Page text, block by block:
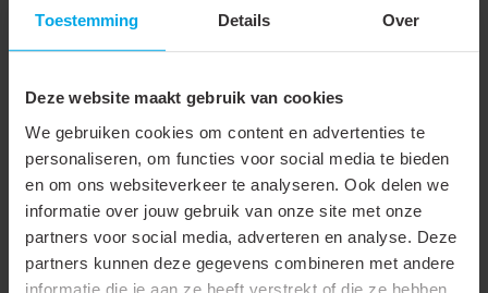
Toestemming Details Over
Deze website maakt gebruik van cookies
We gebruiken cookies om content en advertenties te
personaliseren, om functies voor social media te bieden
en om ons websiteverkeer te analyseren. Ook delen we
informatie over jouw gebruik van onze site met onze
partners voor social media, adverteren en analyse. Deze
partners kunnen deze gegevens combineren met andere
informatie die je aan ze heeft verstrekt of die ze hebben
Beschermingsgraad (IP)
IP20
Beschermingsklasse
volgens IEC 61140
II
Geschikt voor
buitengebruik
Lengte
58 mm
Breedte
36 mm